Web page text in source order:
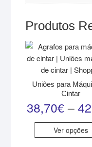
Produtos
Uniões para
Cintar
38,70€–
Ver opções